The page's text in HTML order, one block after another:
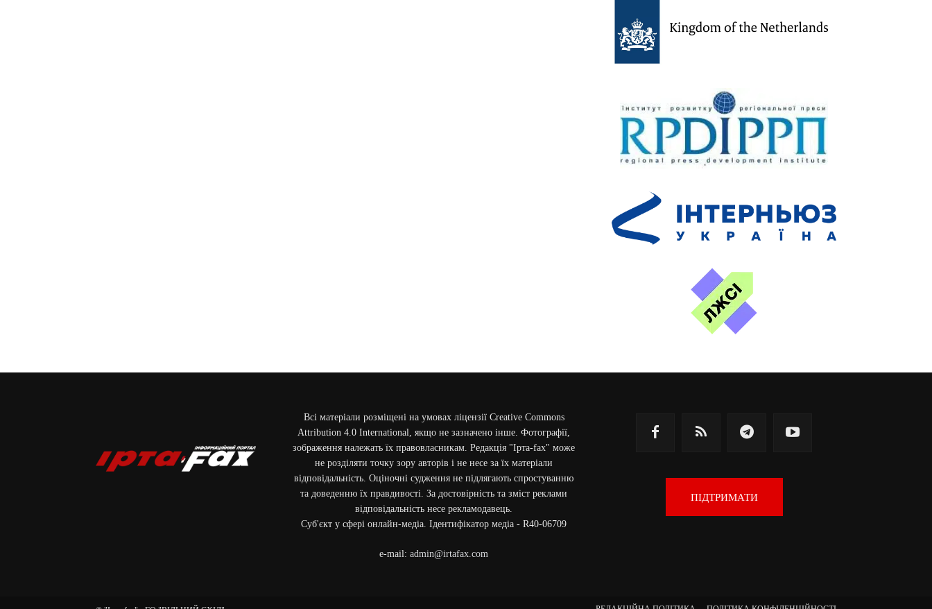
Всі матеріали розміщені на умовах ліцензії Creative Commons
Attribution 4.0 International, якщо не зазначено інше. Фотографії,
зображення належать їх правовласникам. Редакція "Ірта-fax" може
не розділяти точку зору авторів і не несе за їх матеріали
відповідальність. Оціночні судження не підлягають спростуванню
та доведенню їх правдивості. За достовірність та зміст реклами
відповідальність несе рекламодавець.
Cуб'єкт у сфері онлайн-медіа. Ідентифікатор медіа - R40-06709
e-mail: admin@irtafax.com
ПІДТРИМАТИ